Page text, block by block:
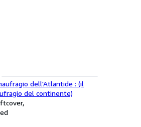
dell'Atlantide : (il
del continente)